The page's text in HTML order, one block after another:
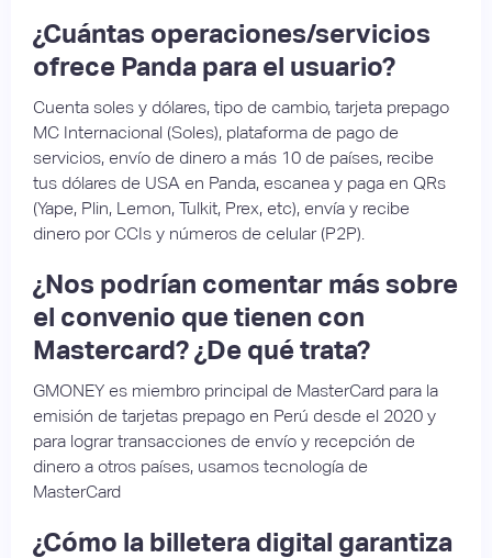
¿Cuántas operaciones/servicios
ofrece Panda para el usuario?
Cuenta soles y dólares, tipo de cambio, tarjeta prepago
MC Internacional (Soles), plataforma de pago de
servicios, envío de dinero a más 10 de países, recibe
tus dólares de USA en Panda, escanea y paga en QRs
(Yape, Plin, Lemon, Tulkit, Prex, etc), envía y recibe
dinero por CCIs y números de celular (P2P).
¿Nos podrían comentar más sobre
el convenio que tienen con
Mastercard? ¿De qué trata?
GMONEY es miembro principal de MasterCard para la
emisión de tarjetas prepago en Perú desde el 2020 y
para lograr transacciones de envío y recepción de
dinero a otros países, usamos tecnología de
MasterCard
¿Cómo la billetera digital garantiza